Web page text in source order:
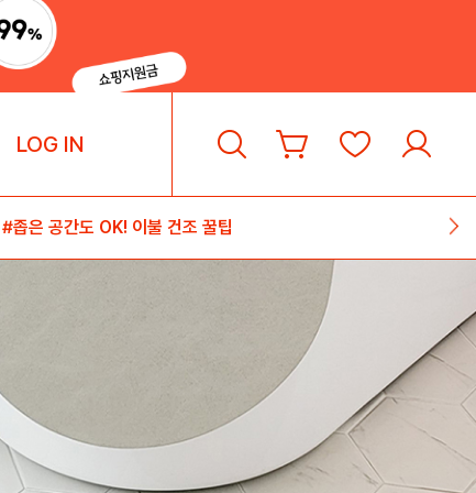
LOG IN
#좁은 공간도 OK! 이불 건조 꿀팁
#흐트러짐 없는 서랍 속 옷 정리 팁